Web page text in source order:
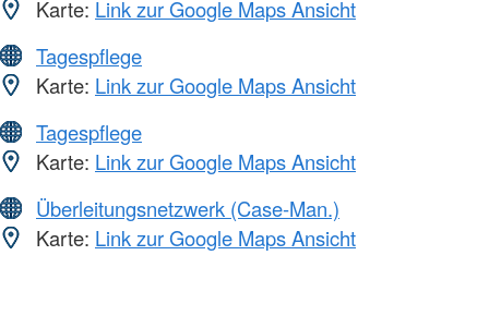
Karte: Link zur Google Maps Ansicht
Tagespflege
Karte: Link zur Google Maps Ansicht
Tagespflege
Karte: Link zur Google Maps Ansicht
Überleitungsnetzwerk (Case-Man.)
Karte: Link zur Google Maps Ansicht